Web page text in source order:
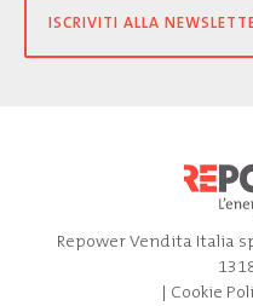
ISCRIVITI ALLA
Repower Vendita Italia
| Cookie